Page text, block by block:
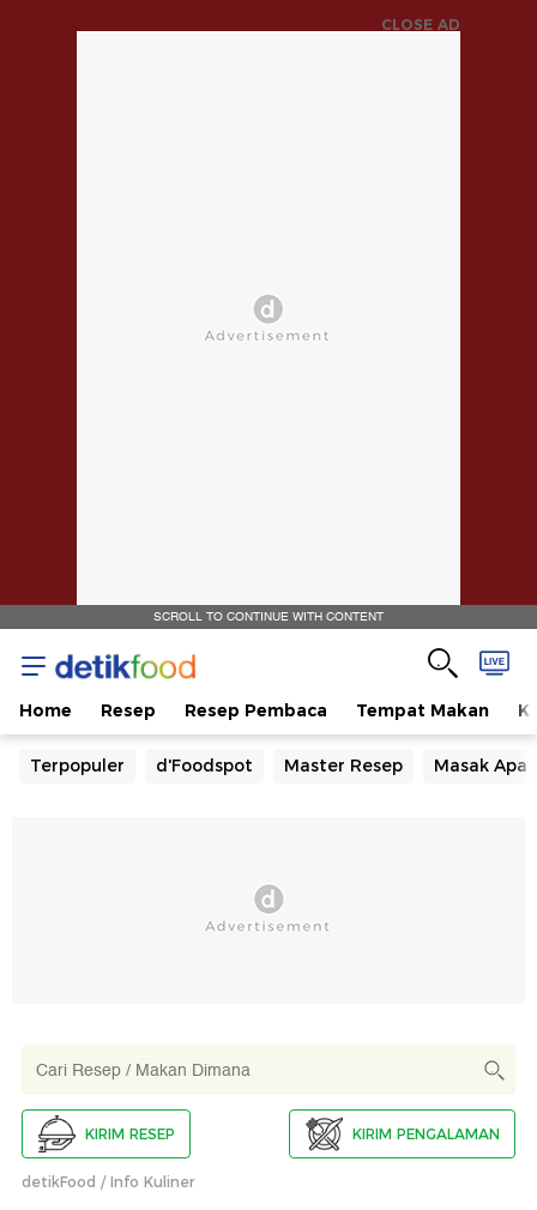
CLOSE AD
SCROLL TO CONTINUE WITH CONTENT
Home Resep Resep Pembaca Tempat Makan
Terpopuler d'Foodspot Master Resep Masak Apa
KIRIM RESEP KIRIM PENGALAMAN
detikFood Info Kuliner